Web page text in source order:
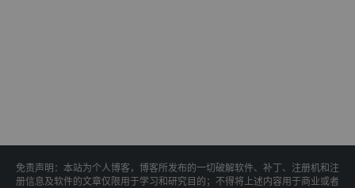
免责声明：本站为个人博客，博客所发布的一切破解软件、补丁、注册机和注
册信息及软件的文章仅限用于学习和研究目的；不得将上述内容用于商业或者